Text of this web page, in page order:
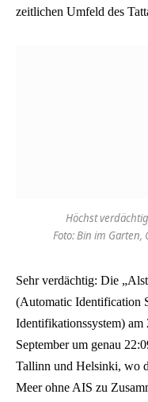
zeitlichen Umfeld des
Höchst
Foto: Bin im Garten,
Sehr verdächtig: Die
(Automatic Identification
Identifikationssystem) am
September um genau
Tallinn und Helsinki, wo
Meer ohne AIS zu